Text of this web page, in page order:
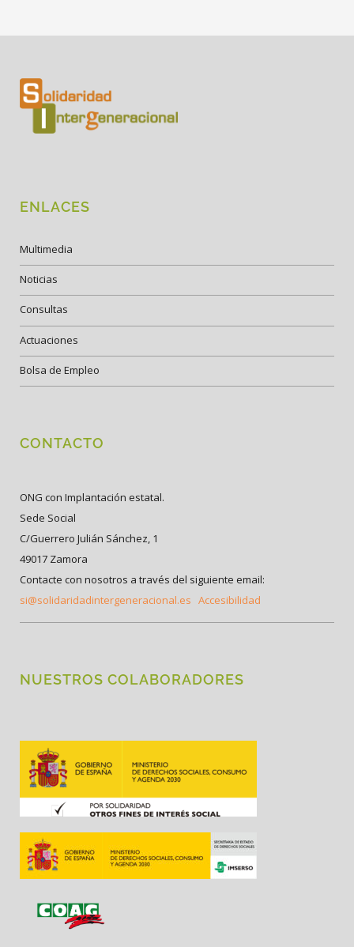
ENLACES
Multimedia
Noticias
Consultas
Actuaciones
Bolsa de Empleo
CONTACTO
ONG con Implantación estatal.
Sede Social
C/Guerrero Julián Sánchez, 1
49017 Zamora
Contacte con nosotros a través del siguiente email:
si@solidaridadintergeneracional.es Accesibilidad
NUESTROS COLABORADORES